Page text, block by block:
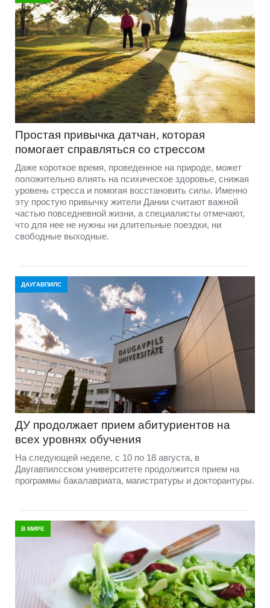
Простая привычка датчан, которая
помогает справляться со стрессом
Даже короткое время, проведенное на природе, может
положительно влиять на психическое здоровье, снижая
уровень стресса и помогая восстановить силы. Именно
эту простую привычку жители Дании считают важной
частью повседневной жизни, а специалисты отмечают,
что для нее не нужны ни длительные поездки, ни
свободные выходные.
ДАУГАВПИЛС
ДУ продолжает прием абитуриентов на
всех уровнях обучения
На следующей неделе, с 10 по 18 августа, в
Даугавпилсском университете продолжится прием на
программы бакалавриата, магистратуры и докторантуры.
В МИРЕ